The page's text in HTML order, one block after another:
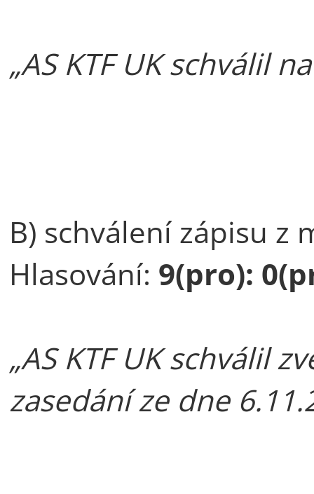
„AS KTF UK schválil
B) schválení zápisu z
Hlasování: 9(pro):
„AS KTF UK schválil
zasedání ze dne